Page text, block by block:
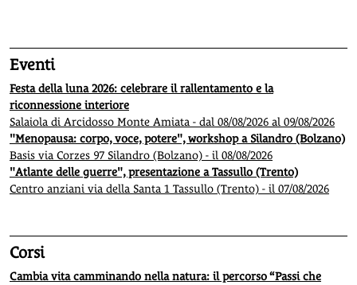
Eventi
Festa della luna 2026: celebrare il rallentamento e la
riconnessione interiore
Salaiola di Arcidosso Monte Amiata - dal 08/08/2026 al 09/08/2026
"Menopausa: corpo, voce, potere", workshop a Silandro (Bolzano)
Basis via Corzes 97 Silandro (Bolzano) - il 08/08/2026
"Atlante delle guerre", presentazione a Tassullo (Trento)
Centro anziani via della Santa 1 Tassullo (Trento) - il 07/08/2026
Corsi
Cambia vita camminando nella natura: il percorso “Passi che